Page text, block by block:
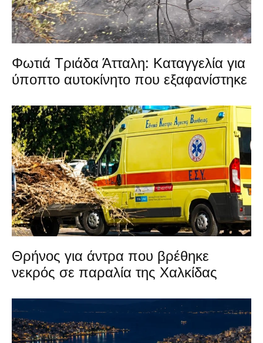
Φωτιά Τριάδα Άτταλη: Καταγγελία για
ύποπτο αυτοκίνητο που εξαφανίστηκε
Θρήνος για άντρα που βρέθηκε
νεκρός σε παραλία της Χαλκίδας